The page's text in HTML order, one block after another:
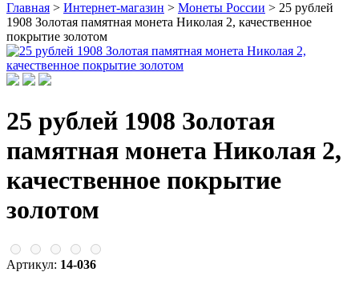
Главная > Интернет-магазин > Монеты России > 25 рублей
1908 Золотая памятная монета Николая 2, качественное
покрытие золотом
25 рублей 1908 Золотая
памятная монета Николая 2,
качественное покрытие
золотом
Артикул: 14-036